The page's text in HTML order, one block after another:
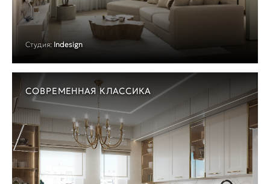
Студия: Indesign
СОВРЕМЕННАЯ КЛАССИКА